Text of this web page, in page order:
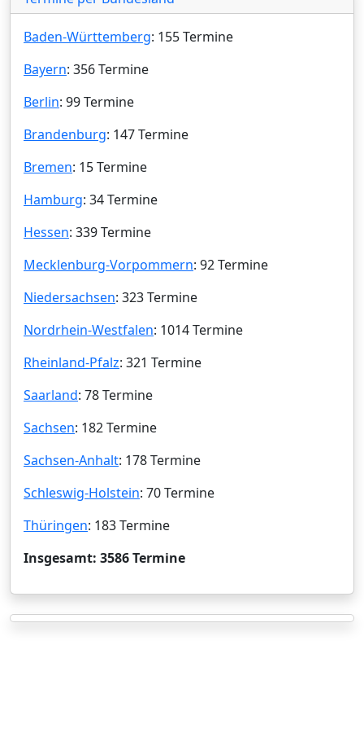
Baden-Württemberg: 155 Termine
Bayern: 356 Termine
Berlin: 99 Termine
Brandenburg: 147 Termine
Bremen: 15 Termine
Hamburg: 34 Termine
Hessen: 339 Termine
Mecklenburg-Vorpommern: 92 Termine
Niedersachsen: 323 Termine
Nordrhein-Westfalen: 1014 Termine
Rheinland-Pfalz: 321 Termine
Saarland: 78 Termine
Sachsen: 182 Termine
Sachsen-Anhalt: 178 Termine
Schleswig-Holstein: 70 Termine
Thüringen: 183 Termine
Insgesamt: 3586 Termine